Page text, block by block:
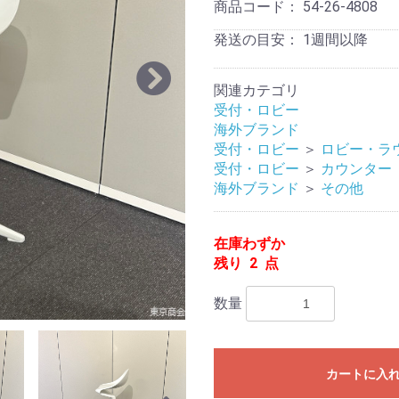
商品コード： 54-26-4808
発送の目安： 1週間以降
関連カテゴリ
受付・ロビー
海外ブランド
受付・ロビー ＞ ロビー・ラ
受付・ロビー ＞ カウンター
海外ブランド ＞ その他
在庫わずか
残り 2 点
数量
カートに入